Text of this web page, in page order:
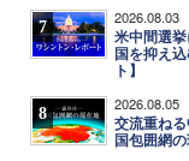
7 2026.08.03
米中間選
国を抑え
ト】
8 2026.08.05
交流重ね
国包囲網の